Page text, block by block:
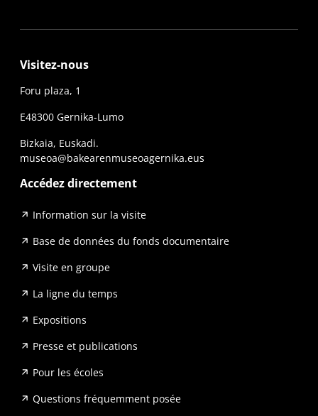
Visitez-nous
Foru plaza, 1
E48300 Gernika-Lumo
Bizkaia, Euskadi.
museoa@bakearenmuseoagernika.eus
Accédez directement
Information sur la visite
Base de données du fonds documentaire
Visite en groupe
La ligne du temps
Expositions
Presse et publications
Pour les écoles
Questions fréquemment posée